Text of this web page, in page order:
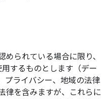
められている場合に限り、
するものとします（デー
プライバシー、地域の法律
律を含みますが、これらに